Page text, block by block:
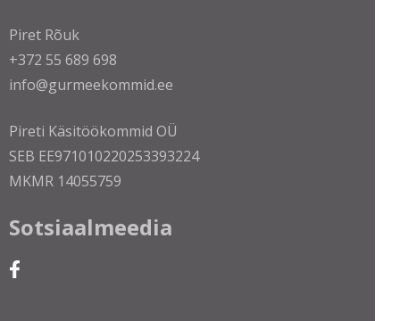
Piret Rõuk
+372 55 689 698
info@gurmeekommid.ee
Pireti Käsitöökommid OÜ
SEB EE971010220253393224
MKMR 14055759
Sotsiaalmeedia